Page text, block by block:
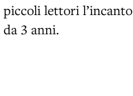
piccoli lettori
da 3 anni.